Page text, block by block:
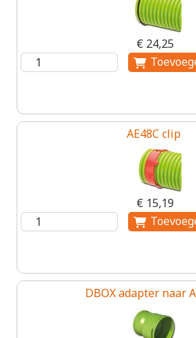
€ 24,25
AE48C clip
€ 15,19
DBOX adapter naar